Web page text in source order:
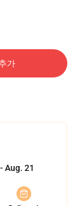
가
Aug. 21